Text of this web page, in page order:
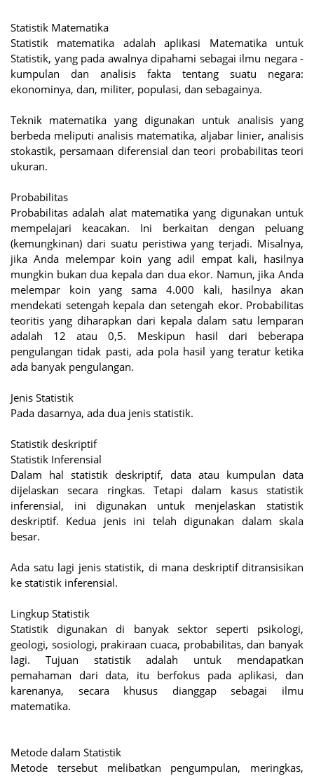
Statistik Matematika
Statistik matematika adalah aplikasi Matematika untuk
Statistik, yang pada awalnya dipahami sebagai ilmu negara -
kumpulan dan analisis fakta tentang suatu negara:
ekonominya, dan, militer, populasi, dan sebagainya.
Teknik matematika yang digunakan untuk analisis yang
berbeda meliputi analisis matematika, aljabar linier, analisis
stokastik, persamaan diferensial dan teori probabilitas teori
ukuran.
Probabilitas
Probabilitas adalah alat matematika yang digunakan untuk
mempelajari keacakan. Ini berkaitan dengan peluang
(kemungkinan) dari suatu peristiwa yang terjadi. Misalnya,
jika Anda melempar koin yang adil empat kali, hasilnya
mungkin bukan dua kepala dan dua ekor. Namun, jika Anda
melempar koin yang sama 4.000 kali, hasilnya akan
mendekati setengah kepala dan setengah ekor. Probabilitas
teoritis yang diharapkan dari kepala dalam satu lemparan
adalah 12 atau 0,5. Meskipun hasil dari beberapa
pengulangan tidak pasti, ada pola hasil yang teratur ketika
ada banyak pengulangan.
Jenis Statistik
Pada dasarnya, ada dua jenis statistik.
Statistik deskriptif
Statistik Inferensial
Dalam hal statistik deskriptif, data atau kumpulan data
dijelaskan secara ringkas. Tetapi dalam kasus statistik
inferensial, ini digunakan untuk menjelaskan statistik
deskriptif. Kedua jenis ini telah digunakan dalam skala
besar.
Ada satu lagi jenis statistik, di mana deskriptif ditransisikan
ke statistik inferensial.
Lingkup Statistik
Statistik digunakan di banyak sektor seperti psikologi,
geologi, sosiologi, prakiraan cuaca, probabilitas, dan banyak
lagi. Tujuan statistik adalah untuk mendapatkan
pemahaman dari data, itu berfokus pada aplikasi, dan
karenanya, secara khusus dianggap sebagai ilmu
matematika.
Metode dalam Statistik
Metode tersebut melibatkan pengumpulan, meringkas,